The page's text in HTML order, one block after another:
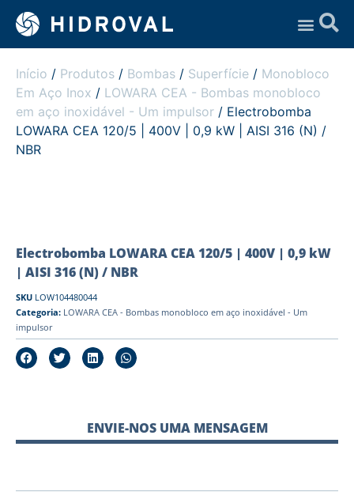
Início / Produtos / Bombas / Superfície / Monobloco
Em Aço Inox / LOWARA CEA - Bombas monobloco
em aço inoxidável - Um impulsor / Electrobomba
LOWARA CEA 120/5 | 400V | 0,9 kW | AISI 316 (N) /
NBR
Electrobomba LOWARA CEA 120/5 | 400V | 0,9 kW
| AISI 316 (N) / NBR
SKU LOW104480044
Categoria: LOWARA CEA - Bombas monobloco em aço inoxidável - Um
impulsor
ENVIE-NOS UMA MENSAGEM